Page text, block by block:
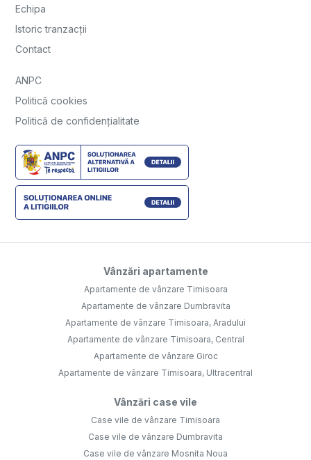
Echipa
Istoric tranzacții
Contact
ANPC
Politică cookies
Politică de confidențialitate
Vânzări apartamente
Apartamente de vânzare Timisoara
Apartamente de vânzare Dumbravita
Apartamente de vânzare Timisoara, Aradului
Apartamente de vânzare Timisoara, Central
Apartamente de vânzare Giroc
Apartamente de vânzare Timisoara, Ultracentral
Vânzări case vile
Case vile de vânzare Timisoara
Case vile de vânzare Dumbravita
Case vile de vânzare Mosnita Noua